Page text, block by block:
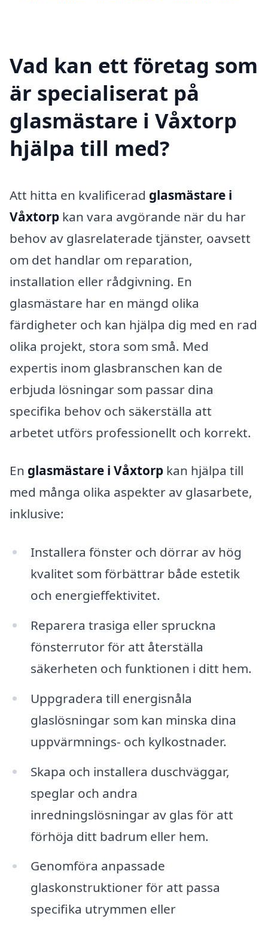
Vad kan ett företag som
är specialiserat på
glasmästare i Våxtorp
hjälpa till med?
Att hitta en kvalificerad glasmästare i
Våxtorp kan vara avgörande när du har
behov av glasrelaterade tjänster, oavsett
om det handlar om reparation,
installation eller rådgivning. En
glasmästare har en mängd olika
färdigheter och kan hjälpa dig med en rad
olika projekt, stora som små. Med
expertis inom glasbranschen kan de
erbjuda lösningar som passar dina
specifika behov och säkerställa att
arbetet utförs professionellt och korrekt.
En glasmästare i Våxtorp kan hjälpa till
med många olika aspekter av glasarbete,
inklusive:
Installera fönster och dörrar av hög
kvalitet som förbättrar både estetik
och energieffektivitet.
Reparera trasiga eller spruckna
fönsterrutor för att återställa
säkerheten och funktionen i ditt hem.
Uppgradera till energisnåla
glaslösningar som kan minska dina
uppvärmnings- och kylkostnader.
Skapa och installera duschväggar,
speglar och andra
inredningslösningar av glas för att
förhöja ditt badrum eller hem.
Genomföra anpassade
glaskonstruktioner för att passa
specifika utrymmen eller